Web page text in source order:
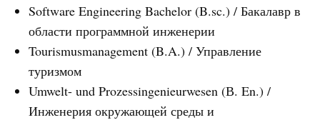
Software Engineering Bachelor (B.sc.) / Бакалавр в
области программной инженерии
Tourismusmanagement (B.A.) / Управление
туризмом
Umwelt- und Prozessingenieurwesen (В. En.) /
Инженерия окружающей среды и